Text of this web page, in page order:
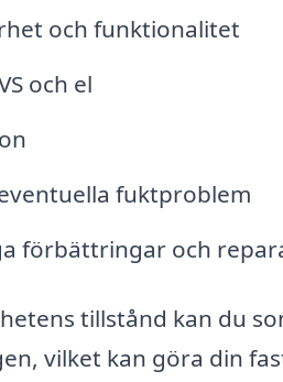
och funktionalitet
och el
fuktproblem
förbättringar och
tillstånd kan du
vilket kan göra din